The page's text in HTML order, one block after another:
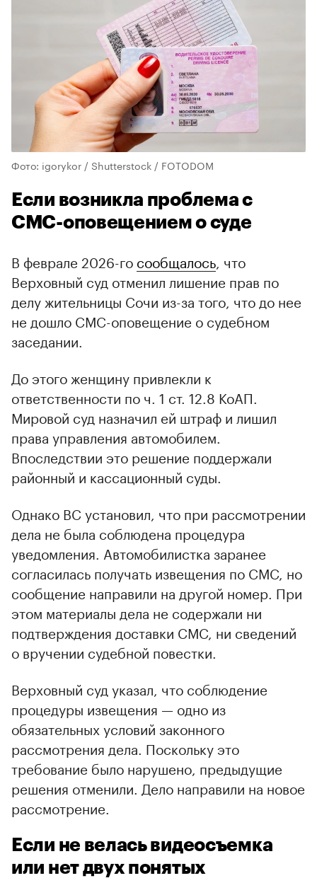
Фото: igorykor / Shutterstock / FOTODOM
Если возникла проблема с
СМС-оповещением о суде
В феврале 2026-го сообщалось, что
Верховный суд отменил лишение прав по
делу жительницы Сочи из-за того, что до нее
не дошло СМС-оповещение о судебном
заседании.
До этого женщину привлекли к
ответственности по ч. 1 ст. 12.8 КоАП.
Мировой суд назначил ей штраф и лишил
права управления автомобилем.
Впоследствии это решение поддержали
районный и кассационный суды.
Однако ВС установил, что при рассмотрении
дела не была соблюдена процедура
уведомления. Автомобилистка заранее
согласилась получать извещения по СМС, но
сообщение направили на другой номер. При
этом материалы дела не содержали ни
подтверждения доставки СМС, ни сведений
о вручении судебной повестки.
Верховный суд указал, что соблюдение
процедуры извещения — одно из
обязательных условий законного
рассмотрения дела. Поскольку это
требование было нарушено, предыдущие
решения отменили. Дело направили на новое
рассмотрение.
Если не велась видеосъемка
или нет двух понятых